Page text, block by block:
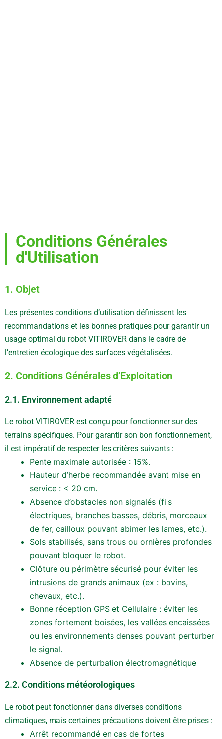
Conditions Générales
d'Utilisation
1. Objet
Les présentes conditions d’utilisation définissent les
recommandations et les bonnes pratiques pour garantir un
usage optimal du robot VITIROVER dans le cadre de
l’entretien écologique des surfaces végétalisées.
2. Conditions Générales d’Exploitation
2.1. Environnement adapté
Le robot VITIROVER est conçu pour fonctionner sur des
terrains spécifiques. Pour garantir son bon fonctionnement,
il est impératif de respecter les critères suivants :
Pente maximale autorisée : 15%.
Hauteur d’herbe recommandée avant mise en
service : < 20 cm.
Absence d’obstacles non signalés (fils
électriques, branches basses, débris, morceaux
de fer, cailloux pouvant abimer les lames, etc.).
Sols stabilisés, sans trous ou ornières profondes
pouvant bloquer le robot.
Clôture ou périmètre sécurisé pour éviter les
intrusions de grands animaux (ex : bovins,
chevaux, etc.).
Bonne réception GPS et Cellulaire : éviter les
zones fortement boisées, les vallées encaissées
ou les environnements denses pouvant perturber
le signal.
Absence de perturbation électromagnétique
2.2. Conditions météorologiques
Le robot peut fonctionner dans diverses conditions
climatiques, mais certaines précautions doivent être prises :
Arrêt recommandé en cas de fortes